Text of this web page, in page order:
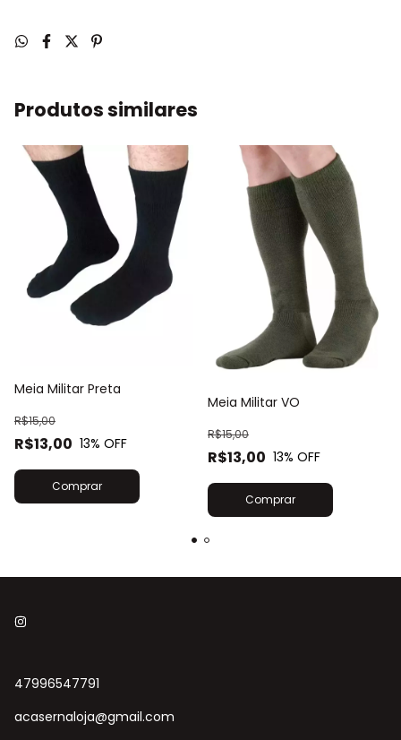
Produtos similares
Meia Militar Preta
R$13,00
R$15,00
13% OFF
Meia Militar VO
R$13,00
R$15,00
13% OFF
47996547791
acasernaloja@gmail.com